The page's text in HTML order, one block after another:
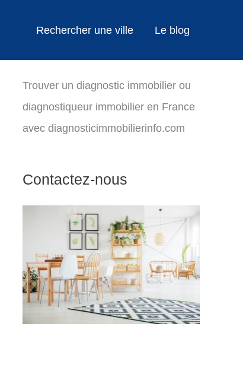
Rechercher une ville Le blog
Trouver un diagnostic immobilier ou
diagnostiqueur immobilier en France
avec diagnosticimmobilierinfo.com
Contactez-nous